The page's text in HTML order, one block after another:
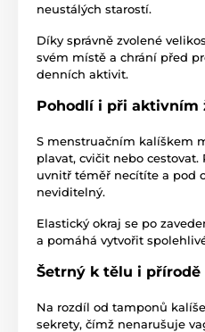
neustálých starostí.
Díky správně zvolené
svém místě a chrání před
denních aktivit.
Pohodlí i při aktivním
S menstruačním kalíškem
plavat, cvičit nebo cestovat.
uvnitř téměř necítíte a pod
neviditelný.
Elastický okraj se po
a pomáhá vytvořit
Šetrný k tělu i přírodě
Na rozdíl od tamponů
sekrety, čímž nenarušuje